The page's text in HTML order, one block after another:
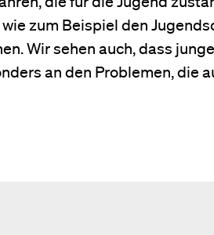
zum Beispiel den
Wir sehen auch, dass
an den Problemen, die